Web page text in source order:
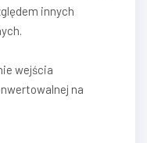
innych
wejścia
na